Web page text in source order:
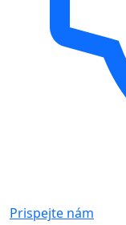
Prispejte nám